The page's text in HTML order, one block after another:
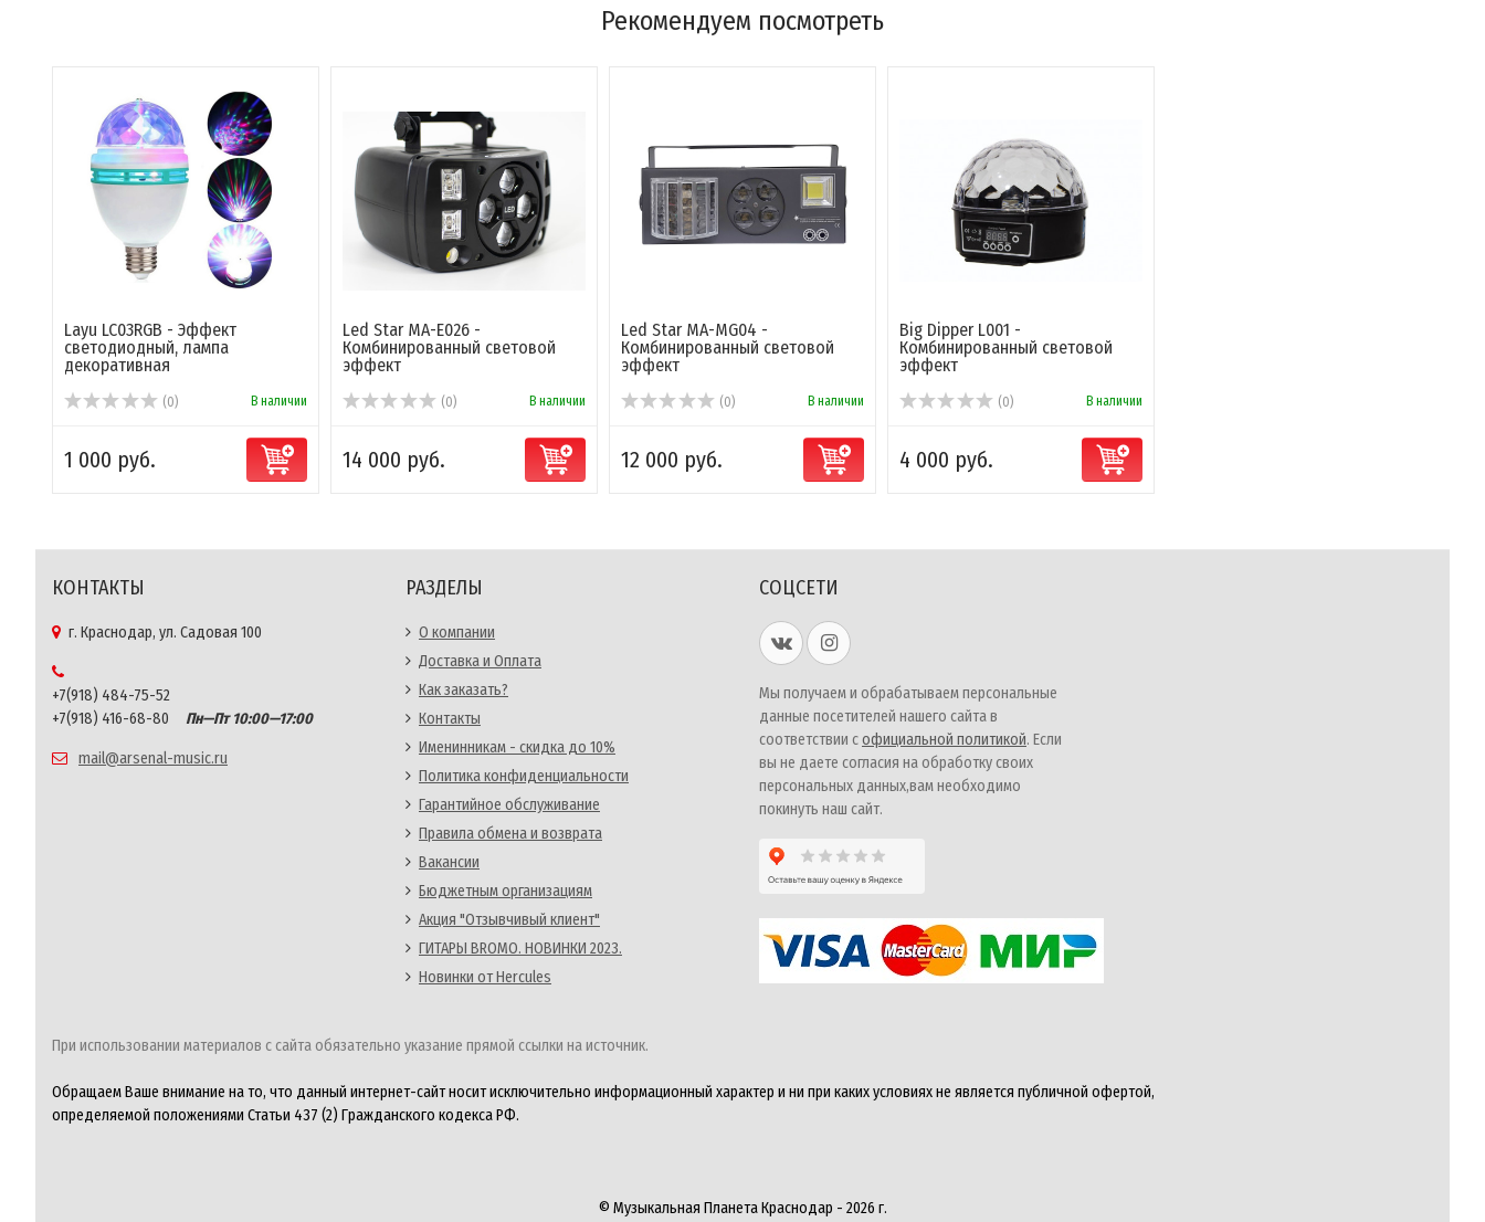
Рекомендуем посмотреть
Layu LC03RGB - Эффект
светодиодный, лампа
декоративная
(0) В наличии
1 000 руб.
Led Star MA-E026 -
Комбинированный световой
эффект
(0) В наличии
14 000 руб.
Led Star MA-MG04 -
Комбинированный световой
эффект
(0) В наличии
12 000 руб.
Big Dipper L001 -
Комбинированный световой
эффект
(0) В наличии
4 000 руб.
КОНТАКТЫ
г. Краснодар, ул. Садовая 100
+7(918) 484-75-52
+7(918) 416-68-80
Пн—Пт 10:00—17:00
mail@arsenal-music.ru
РАЗДЕЛЫ
О компании
Доставка и Оплата
Как заказать?
Контакты
Именинникам - скидка до 10%
Политика конфиденциальности
Гарантийное обслуживание
Правила обмена и возврата
Вакансии
Бюджетным организациям
Акция "Отзывчивый клиент"
ГИТАРЫ BROMO. НОВИНКИ 2023.
Новинки от Hercules
СОЦСЕТИ
Мы получаем и обрабатываем персональные
данные посетителей нашего сайта в
соответствии софициальной политикой. Если
вы не даете согласия на обработку своих
персональных данных,вам необходимо
покинуть наш сайт.
При использовании материалов с сайта обязательно указание прямой ссылки на источник.
Обращаем Ваше внимание на то, что данный интернет-сайт носит исключительно информационный характер и ни при каких условиях не является публичной офертой,
определяемой положениями Статьи 437 (2) Гражданского кодекса РФ.
© Музыкальная Планета Краснодар - 2026 г.